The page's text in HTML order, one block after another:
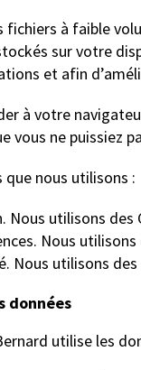
fichiers à faible
sur votre
et afin
à votre
vous ne puissiez
que nous utilisons :
Nous utilisons
Nous
Nous utilisons
données
utilise les